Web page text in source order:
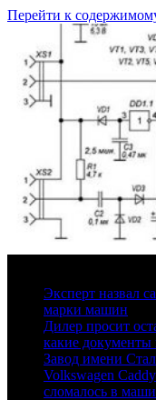
Перейти к
Эксперт назвал
марки машин
Дилер просит
какие документы
Завод имени
Volkswagen
сломалось в